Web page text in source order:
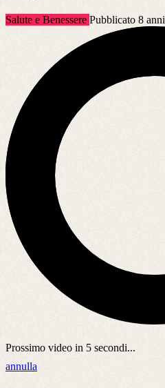
Salute e Benessere Pubblicato 8
Prossimo video in 5 secondi...
annulla